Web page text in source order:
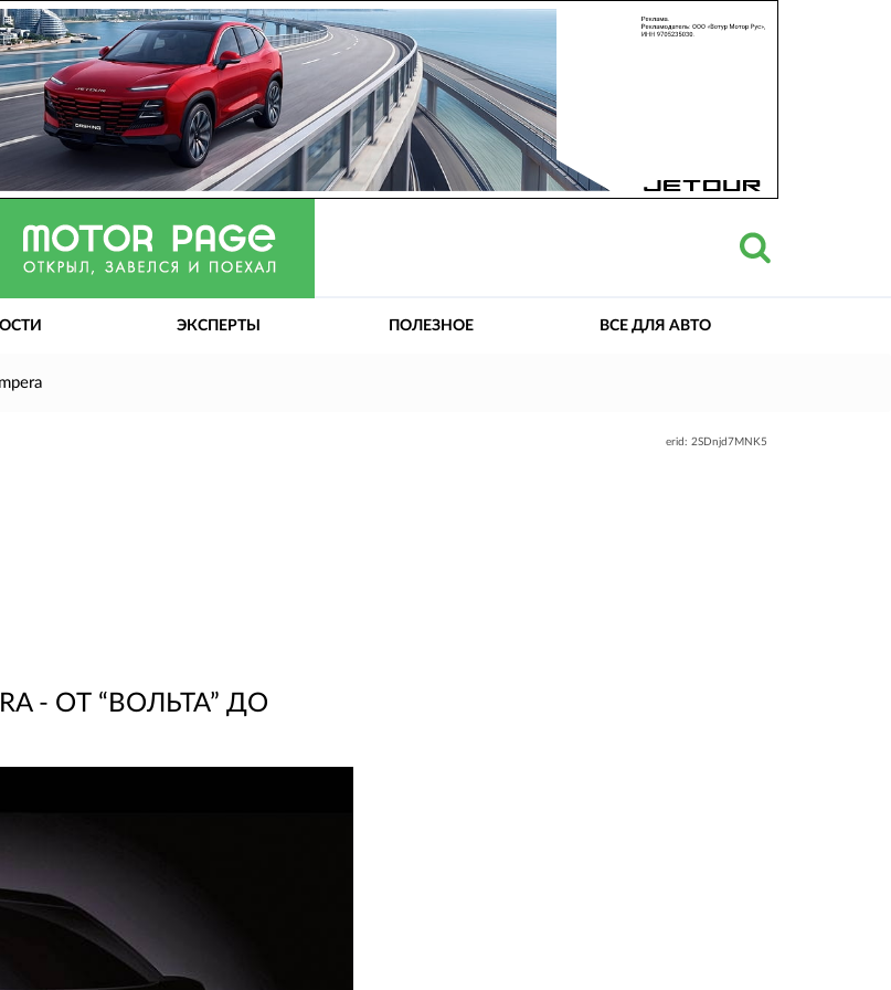
ЭКСПЕРТЫ ПОЛЕЗНОЕ ВСЕ ДЛЯ АВТО
erid: 2SDnjd7MNK5
- ОТ “ВОЛЬТА” ДО